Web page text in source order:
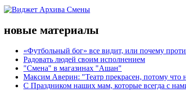
новые материалы
«Футбольный бог» все видит, или почему
Радовать людей своим исполнением
"Смена" в магазинах "Ашан"
Максим Аверин: "Театр прекрасен, потому что
С Праздником наших мам, которые всегда с